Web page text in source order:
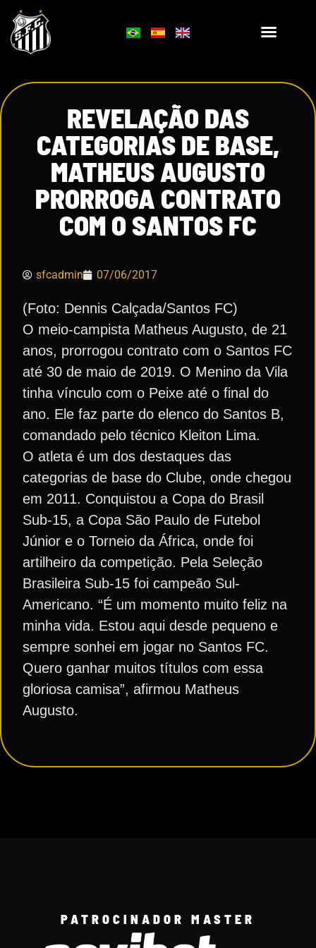
REVELAÇÃO DAS
CATEGORIAS DE BASE,
MATHEUS AUGUSTO
PRORROGA CONTRATO
COM O SANTOS FC
sfcadmin 07/06/2017
(Foto: Dennis Calçada/Santos FC)
O meio-campista Matheus Augusto, de 21
anos, prorrogou contrato com o Santos FC
até 30 de maio de 2019. O Menino da Vila
tinha vínculo com o Peixe até o final do
ano. Ele faz parte do elenco do Santos B,
comandado pelo técnico Kleiton Lima.
O atleta é um dos destaques das
categorias de base do Clube, onde chegou
em 2011. Conquistou a Copa do Brasil
Sub-15, a Copa São Paulo de Futebol
Júnior e o Torneio da África, onde foi
artilheiro da competição. Pela Seleção
Brasileira Sub-15 foi campeão Sul-
Americano. “É um momento muito feliz na
minha vida. Estou aqui desde pequeno e
sempre sonhei em jogar no Santos FC.
Quero ganhar muitos títulos com essa
gloriosa camisa”, afirmou Matheus
Augusto.
PATROCINADOR MASTER